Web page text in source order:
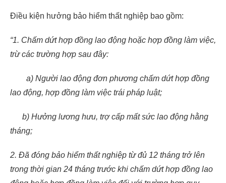
Điều kiện hưởng bảo hiểm thất nghiệp bao gồm:
“1. Chấm dứt hợp đồng lao động hoặc hợp đồng làm việc,
trừ các trường hợp sau đây:
a) Người lao động đơn phương chấm dứt hợp đồng
lao động, hợp đồng làm việc trái pháp luật;
b) Hưởng lương hưu, trợ cấp mất sức lao động hằng
tháng;
2. Đã đóng bảo hiểm thất nghiệp từ đủ 12 tháng trở lên
trong thời gian 24 tháng trước khi chấm dứt hợp đồng lao